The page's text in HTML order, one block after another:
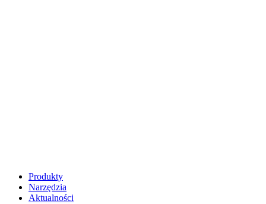
Produkty
Narzędzia
Aktualności